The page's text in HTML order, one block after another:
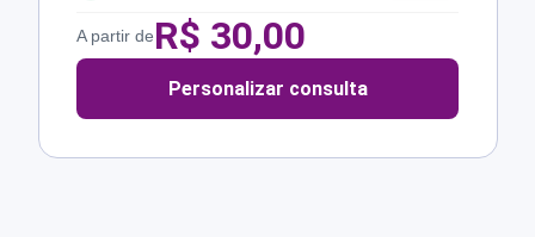
A partir deR$ 30,00
Personalizar consulta